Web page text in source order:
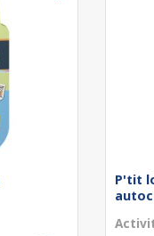
P'tit